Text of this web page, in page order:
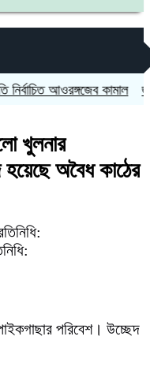
আওরঙ্গজেব কামাল
খুলনার
অবৈধ কাঠের
পরিবেশ। উচ্ছেদ